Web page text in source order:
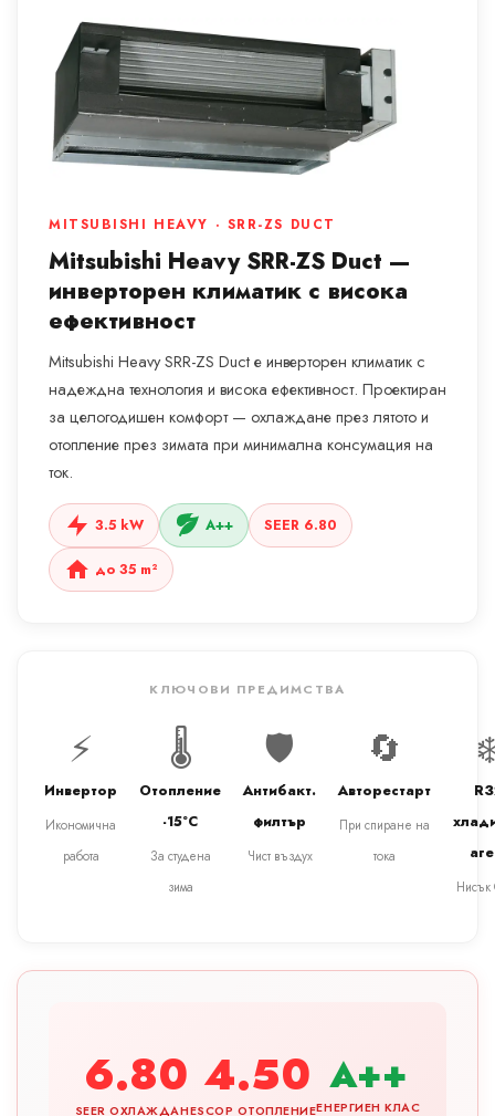
MITSUBISHI HEAVY · SRR-ZS DUCT
Mitsubishi Heavy SRR-ZS Duct —
инверторен климатик с висока
ефективност
Mitsubishi Heavy SRR-ZS Duct е инверторен климатик с
надеждна технология и висока ефективност. Проектиран
за целогодишен комфорт — охлаждане през лятото и
отопление през зимата при минимална консумация на
ток.
3.5 kW A++ SEER 6.80
до 35 m²
КЛЮЧОВИ ПРЕДИМСТВА
⚡
Инвертор
Икономична
работа
🌡️
Отопление
-15°C
За студена
зима
🛡️
Антибакт.
филтър
Чист въздух
🔄
Авторестарт
При спиране на
тока
Нисък
6.80
SEER ОХЛАЖДАНЕ
4.50
SCOP ОТОПЛЕНИЕ
A++
ЕНЕРГИЕН КЛАС